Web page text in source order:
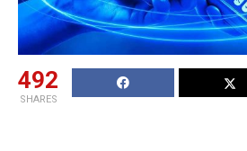
492
SHARES